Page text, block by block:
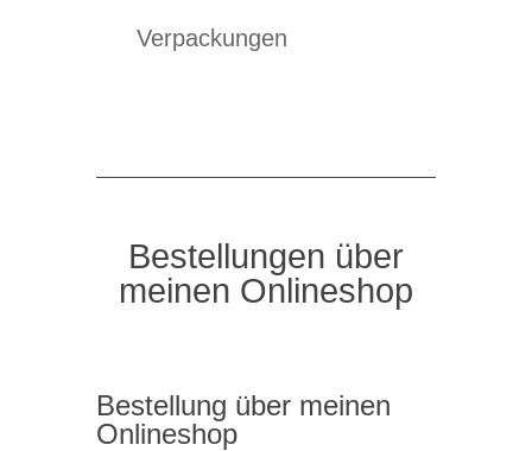
Verpackungen
Bestellungen über
meinen Onlineshop
Bestellung über meinen
Onlineshop